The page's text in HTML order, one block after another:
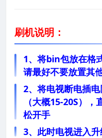
刷机说明：
1、将bin包放在格
请最好不要放置其
2、将电视断电插
（大概15-20S）
松开手
3、此时电视进入